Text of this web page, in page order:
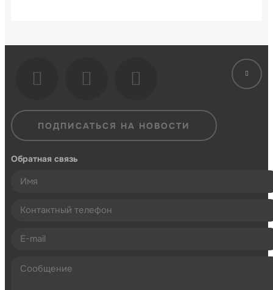
ПОДПИСАТЬСЯ НА НОВОСТИ
Обратная связь